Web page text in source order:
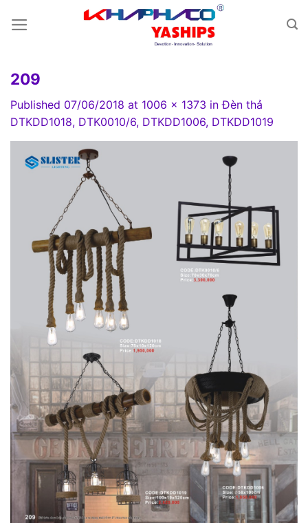
209
Published 07/06/2018 at 1006 × 1373 inĐèn thả
DTKDD1018, DTK0010/6, DTKDD1006, DTKDD1019